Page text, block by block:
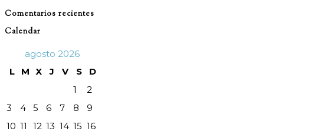
Comentarios recientes
Calendar
agosto 2026
L
M X J V S
D
1
2
3
4 5 6 7 8
9
10 11 12 13 14 15 16